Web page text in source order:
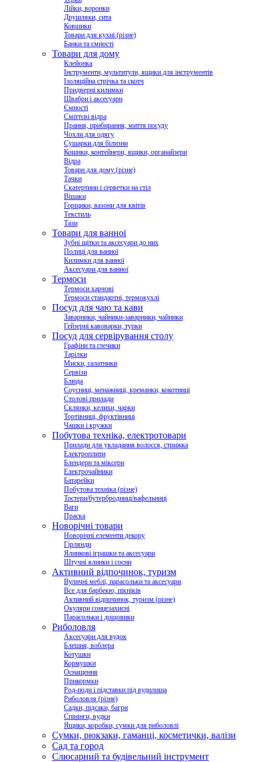
Лійки, воронки
Друшляки, сита
Ковшики
Товари для кухні (різне)
Банки та ємності
Товари для дому
Клейонка
Інструменти, мультитули, ящики для інструментів
Ізоляційна стрічка та скотч
Придверні килимки
Швабри і аксесуари
Ємності
Сміттєві відра
Прання, прибирання, миття посуду
Чохли для одягу
Сушарки для білизни
Кошики, контейнери, ящики, органайзери
Відра
Товари для дому (різне)
Тачки
Скатертини і серветки на стіл
Вішаки
Горщики, вазони для квітів
Текстиль
Тази
Товари для ванної
Зубні щітки та аксесуари до них
Полиці для ванної
Килимки для ванної
Аксесуари для ванної
Термоси
Термоси харчові
Термоси стандартні, термокухлі
Посуд для чаю та кави
Заварники, чайники-заварники, чайники
Гейзерні кавоварки, турки
Посуд для сервірування столу
Графіни та глечики
Тарілки
Миски, салатники
Сервізи
Блюда
Соусниці, менажниці, креманки, кокотниці
Столові прилади
Склянки, келихи, чарки
Тортівниці, фруктівниці
Чашки і кружки
Побутова техніка, електротовари
Прилади для укладання волосся, стрижка
Електроплити
Блендери та міксери
Електрочайники
Батарейки
Побутова техніка (різне)
Тостери/бутербродниці/вафельниці
Ваги
Праска
Новорічні товари
Новорічні елементи декору
Гірлянди
Ялинкові іграшки та аксесуари
Штучні ялинки і сосни
Активний відпочинок, туризм
Вуличні меблі, парасольки та аксесуари
Все для барбекю, пікніків
Активний відпочинок, туризм (різне)
Окуляри сонцезахисні
Парасольки і дощовики
Риболовля
Аксесуари для вудок
Блешня, воблера
Котушки
Кормушки
Оснащення
Прикормки
Род-поди і підставки під вудилища
Риболовля (різне)
Садки, підсаки, багри
Спінінги, вудки
Ящики, коробки, сумки для риболовлі
Сумки, рюкзаки, гаманці, косметички, валізи
Сад та город
Слюсарний та будівельний інструмент